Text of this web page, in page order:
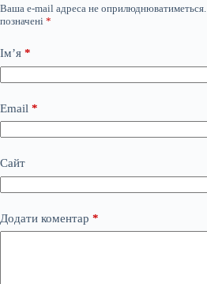
Ваша e-mail адреса не оприлюднюватиметься.
позначені *
Ім’я *
Email *
Сайт
Додати коментар *